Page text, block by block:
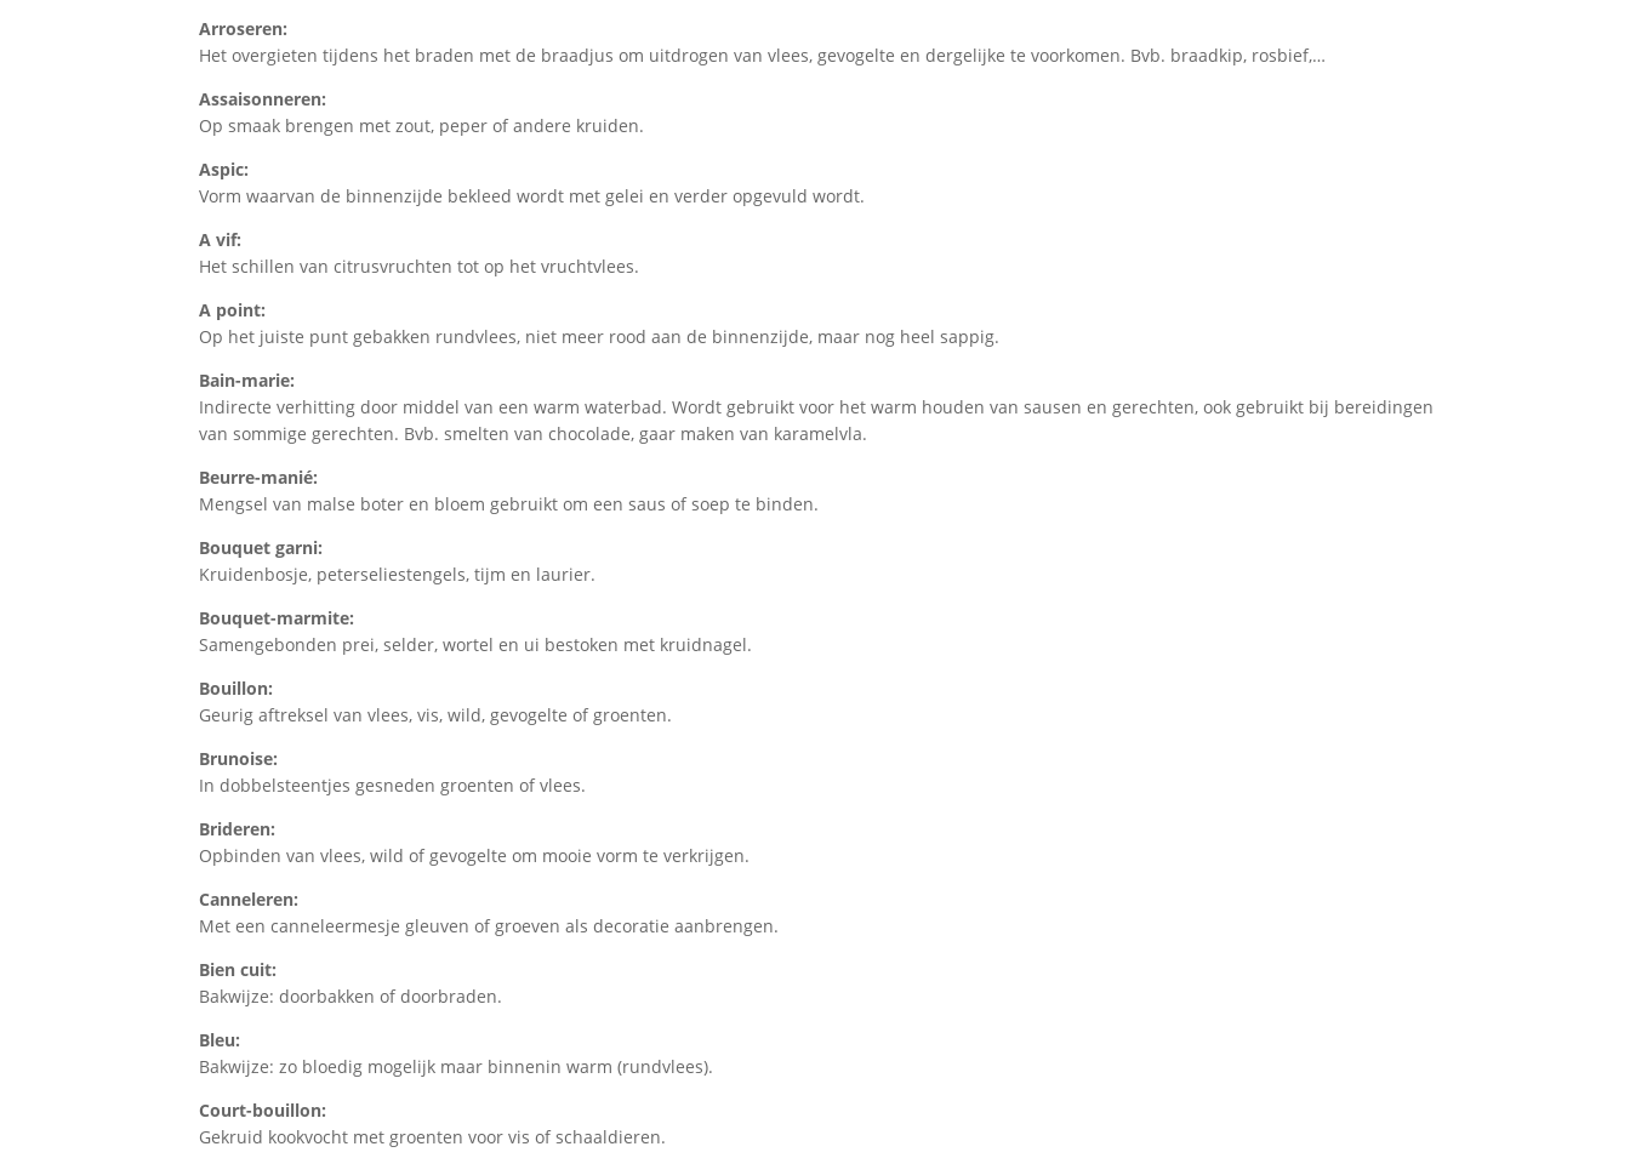
Arroseren:
Het overgieten tijdens het braden met de braadjus om uitdrogen van vlees, gevogelte en dergelijke te voorkomen. Bvb. braadkip, rosbief,…
Assaisonneren:
Op smaak brengen met zout, peper of andere kruiden.
Aspic:
Vorm waarvan de binnenzijde bekleed wordt met gelei en verder opgevuld wordt.
A vif:
Het schillen van citrusvruchten tot op het vruchtvlees.
A point:
Op het juiste punt gebakken rundvlees, niet meer rood aan de binnenzijde, maar nog heel sappig.
Bain-marie:
Indirecte verhitting door middel van een warm waterbad. Wordt gebruikt voor het warm houden van sausen en gerechten, ook gebruikt bij bereidingen
van sommige gerechten. Bvb. smelten van chocolade, gaar maken van karamelvla.
Beurre-manié:
Mengsel van malse boter en bloem gebruikt om een saus of soep te binden.
Bouquet garni:
Kruidenbosje, peterseliestengels, tijm en laurier.
Bouquet-marmite:
Samengebonden prei, selder, wortel en ui bestoken met kruidnagel.
Bouillon:
Geurig aftreksel van vlees, vis, wild, gevogelte of groenten.
Brunoise:
In dobbelsteentjes gesneden groenten of vlees.
Brideren:
Opbinden van vlees, wild of gevogelte om mooie vorm te verkrijgen.
Canneleren:
Met een canneleermesje gleuven of groeven als decoratie aanbrengen.
Bien cuit:
Bakwijze: doorbakken of doorbraden.
Bleu:
Bakwijze: zo bloedig mogelijk maar binnenin warm (rundvlees).
Court-bouillon:
Gekruid kookvocht met groenten voor vis of schaaldieren.